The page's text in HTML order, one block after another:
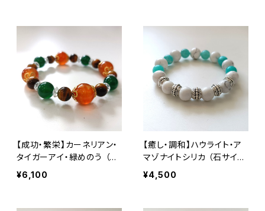
【成功・繁栄】カーネリアン・
タイガーアイ・緑めのう （石
サイズ:12・10・8mm）内径15
cm
¥6,100
【癒し・調和】ハウライト・ア
マゾナイトシリカ （石サイズ:
10mm）内径15cm
¥4,500